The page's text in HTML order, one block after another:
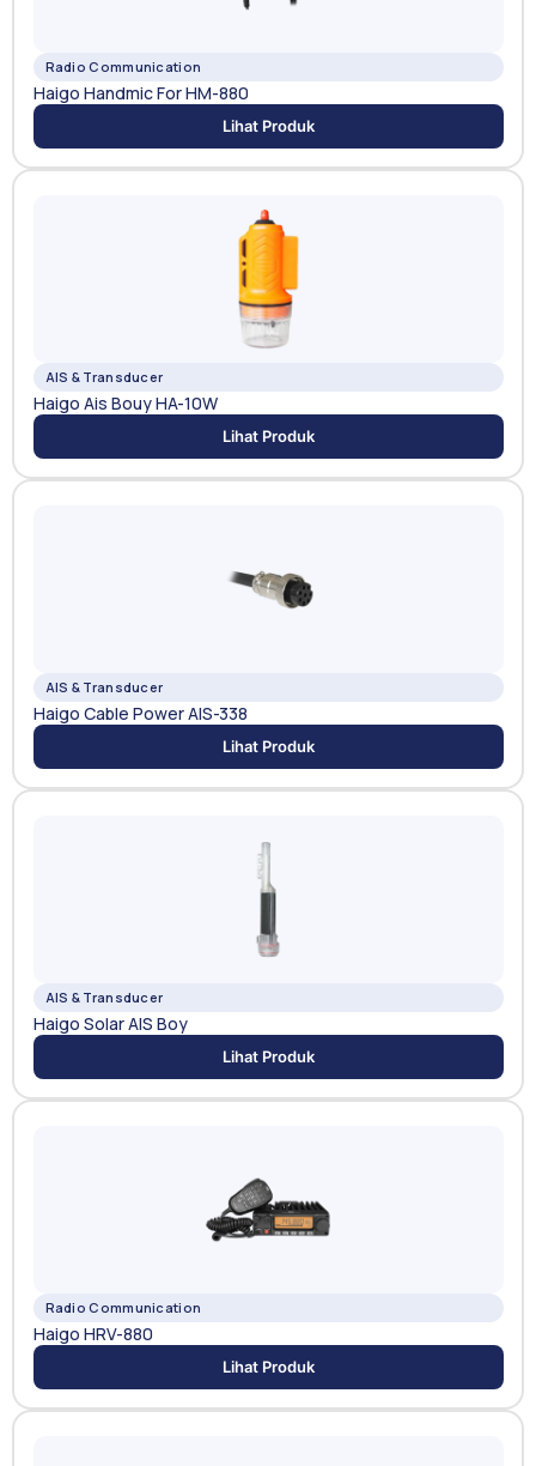
Radio Communication
Haigo Handmic For HM-880
Lihat Produk
AIS & Transducer
Haigo Ais Bouy HA-10W
Lihat Produk
AIS & Transducer
Haigo Cable Power AIS-338
Lihat Produk
AIS & Transducer
Haigo Solar AIS Boy
Lihat Produk
Radio Communication
Haigo HRV-880
Lihat Produk